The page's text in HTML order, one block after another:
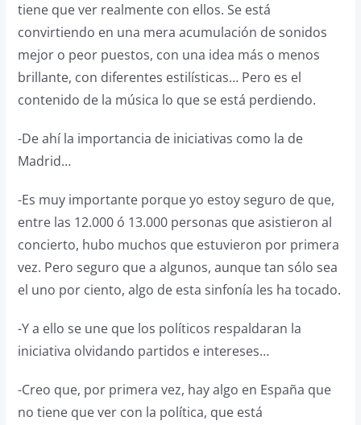
tiene que ver realmente con ellos. Se está
convirtiendo en una mera acumulación de sonidos
mejor o peor puestos, con una idea más o menos
brillante, con diferentes estilísticas… Pero es el
contenido de la música lo que se está perdiendo.
-De ahí la importancia de iniciativas como la de
Madrid…
-Es muy importante porque yo estoy seguro de que,
entre las 12.000 ó 13.000 personas que asistieron al
concierto, hubo muchos que estuvieron por primera
vez. Pero seguro que a algunos, aunque tan sólo sea
el uno por ciento, algo de esta sinfonía les ha tocado.
-Y a ello se une que los políticos respaldaran la
iniciativa olvidando partidos e intereses…
-Creo que, por primera vez, hay algo en España que
no tiene que ver con la política, que está